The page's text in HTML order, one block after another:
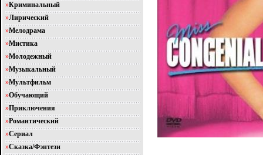
»Криминальный
»Лирический
»Мелодрама
»Мистика
»Молодежный
»Музыкальный
»Мультфильм
»Обучающий
»Приключения
»Романтический
»Сериал
»Сказка/Фэнтези